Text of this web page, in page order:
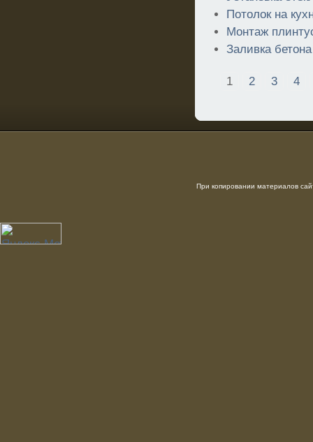
Потолок на
Монтаж
Заливка
1 2 3 4
При копировании материалов